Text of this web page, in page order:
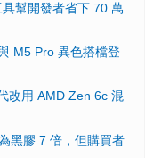
幫開發者省下 70 萬
M5 Pro 異色搭檔登
改用 AMD Zen 6c 混
黑膠 7 倍，但購買者